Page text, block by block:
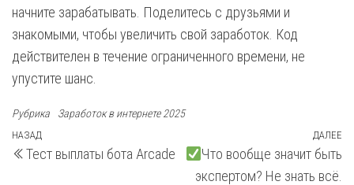
начните зарабатывать. Поделитесь с друзьями и
знакомыми, чтобы увеличить свой заработок. Код
действителен в течение ограниченного времени, не
упустите шанс.
Рубрика Заработок в интернете 2025
Навигация
по
Предыдущая
запись
НАЗАД
Тест выплаты бота Arcade
ДАЛЕЕ
Что вообще значит быть
экспертом? Не знать всё.